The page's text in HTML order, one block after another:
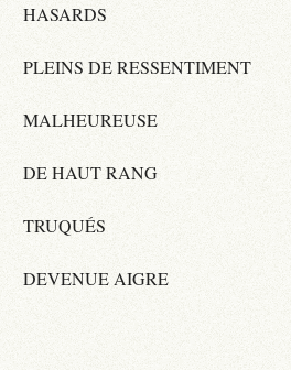
HASARDS
PLEINS DE RESSENTIMENT
MALHEUREUSE
DE HAUT RANG
TRUQUÉS
DEVENUE AIGRE